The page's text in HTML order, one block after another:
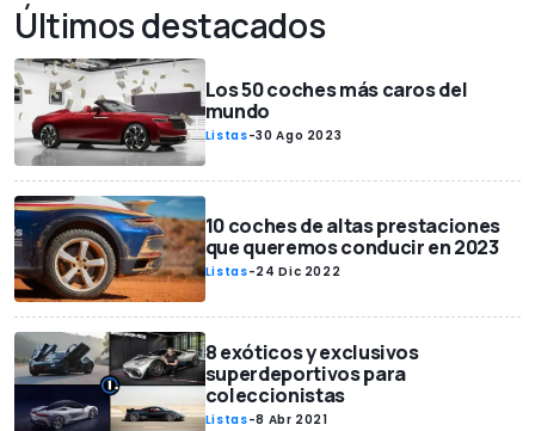
Últimos destacados
Los 50 coches más caros del
mundo
Listas-30 Ago 2023
10 coches de altas prestaciones
que queremos conducir en 2023
Listas-24 Dic 2022
8 exóticos y exclusivos
superdeportivos para
coleccionistas
Listas-8 Abr 2021